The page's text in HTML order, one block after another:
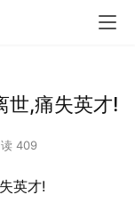
世,痛失英才!
409
英才!